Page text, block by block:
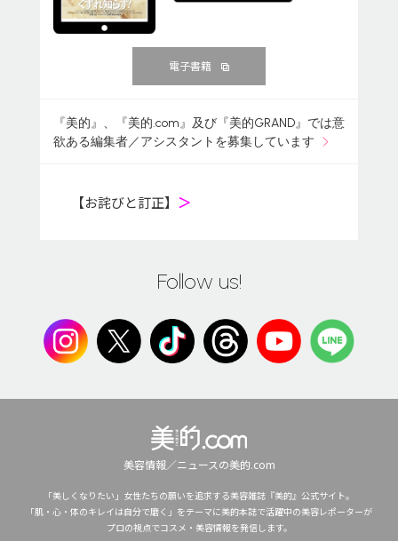
電子書籍
『美的』、『美的.com』及び『美的GRAND』では意
欲ある編集者／アシスタントを募集しています
【お詫びと訂正】 ＞
Follow us!
美容情報／ニュースの美的.com
「美しくなりたい」女性たちの願いを追求する美容雑誌『美的』公式サイト。
「肌・心・体のキレイは自分で磨く」をテーマに美的本誌で活躍中の美容レポーターが
プロの視点でコスメ・美容情報を発信します。